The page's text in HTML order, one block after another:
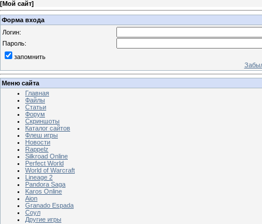
[Мой сайт]
Форма входа
Логин:
Пароль:
запомнить
Меню сайта
Главная
Файлы
Статьи
Форум
Скриншоты
Каталог сайтов
Флеш игры
Новости
Rappelz
Silkroad Online
Perfect World
World of Warcraft
Lineage 2
Pandora Saga
Karos Online
Aion
Granado Espada
Соул
Другие игры